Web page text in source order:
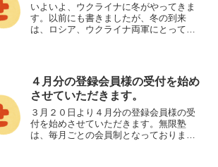
いよいよ、ウクライナに冬がやってきま
す。以前にも書きましたが、冬の到来
は、ロシア、ウクライナ両軍にとって厳
に優位であると考えます。チ...
４月分の登録会員様の受付を始め
させていただきます。
３月２０日より４月分の登録会員様の受
付を始めさせていただきます。無限塾
は、毎月ごとの会員制となっております